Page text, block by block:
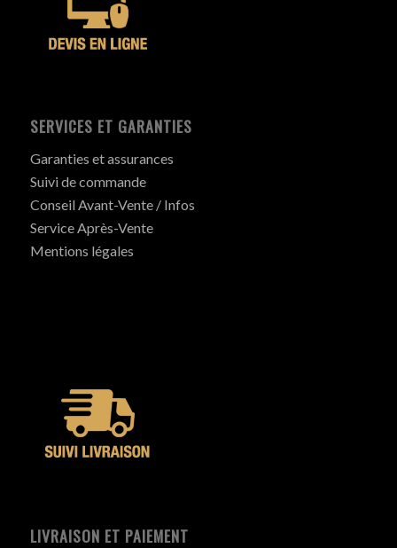
SERVICES ET GARANTIES
Garanties et assurances
Suivi de commande
Conseil Avant-Vente / Infos
Service Après-Vente
Mentions légales
LIVRAISON ET PAIEMENT